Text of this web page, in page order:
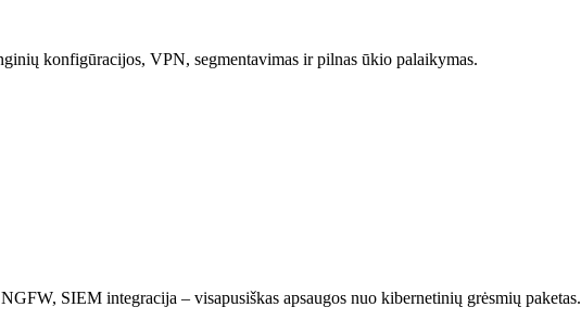
konfigūracijos, VPN, segmentavimas ir pilnas ūkio palaikymas.
SIEM integracija – visapusiškas apsaugos nuo kibernetinių grėsmių paketas.